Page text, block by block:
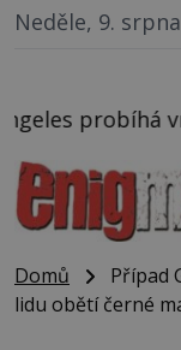
Neděle, 9.
běsnění
Domů
Případ
lidu obětí černé